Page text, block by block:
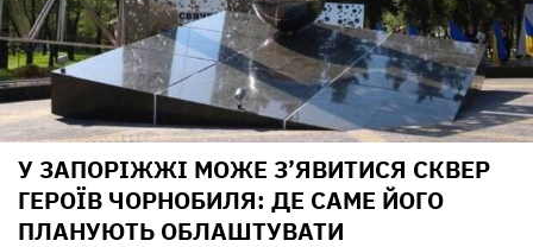
У ЗАПОРІЖЖІ МОЖЕ З’ЯВИТИСЯ СКВЕР
ГЕРОЇВ ЧОРНОБИЛЯ: ДЕ САМЕ ЙОГО
ПЛАНУЮТЬ ОБЛАШТУВАТИ